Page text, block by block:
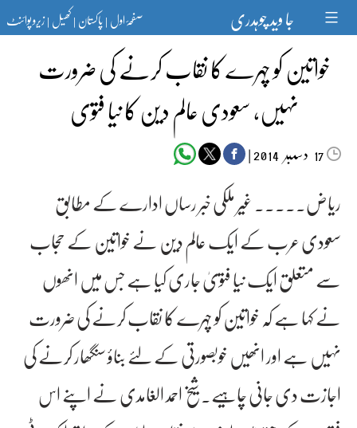
content جا وید چوہدری صفحۂ اول|پاکستان|کھیل|زیرو پوائنٹ
خواتین کو چہرے کا نقاب کرنے کی ضرورت
نہیں، سعودی عالم دین کا نیا فتوٰی
17 دسمبر‬‮ |
ریاض۔۔۔۔۔ غیر ملکی خبر رساں ادارے کے مطابق
سعودی عرب کے ایک عالم دین نے خواتین کے حجاب
سے متعلق ایک نیا فتویٰ جاری کیا ہے جس میں انھوں
نے کہا ہے کہ خواتین کو چہرے کا نقاب کرنے کی ضرورت
نہیں ہے اور انھیں خوبصورتی کے لئے بناؤ سنگھار کرنے کی
اجازت دی جانی چاہیے۔ شیخ احمد الغامدی نے اپنے اس